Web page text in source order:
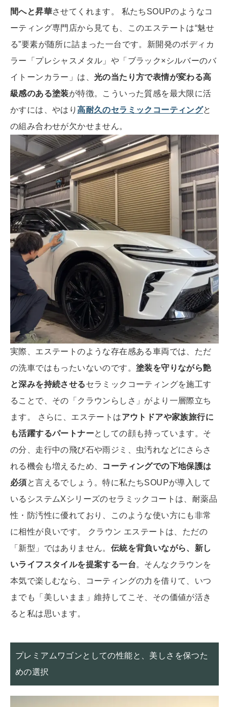
間へと昇華させてくれます。 私たちSOUPのようなコ
ーティング専門店から見ても、このエステートは“魅せ
る”要素が随所に詰まった一台です。新開発のボディカ
ラー「プレシャスメタル」や「ブラック×シルバーのバ
イトーンカラー」は、 光の当たり方で表情が変わる高
級感のある塗装が特徴。こういった質感を最大限に活
かすには、やはり高耐久のセラミックコーティングと
の組み合わせが欠かせません。
実際、エステートのような存在感ある車両では、ただ
の洗車ではもったいないのです。 塗装を守りながら艶
と深みを持続させるセラミックコーティングを施工す
ることで、その「クラウンらしさ」がより一層際立ち
ます。 さらに、エステートはアウトドアや家族旅行に
も活躍するパートナーとしての顔も持っています。そ
の分、走行中の飛び石や雨ジミ、虫汚れなどにさらさ
れる機会も増えるため、 コーティングでの下地保護は
必須と言えるでしょう。特に私たちSOUPが導入して
いるシステムXシリーズのセラミックコートは、耐薬品
性・防汚性に優れており、このような使い方にも非常
に相性が良いです。 クラウン エステートは、ただの
「新型」ではありません。 伝統を背負いながら、新し
いライフスタイルを提案する一台。そんなクラウンを
本気で楽しむなら、コーティングの力を借りて、いつ
までも「美しいまま」維持してこそ、その価値が活き
ると私は思います。
プレミアムワゴンとしての性能と、美しさを保つた
めの選択